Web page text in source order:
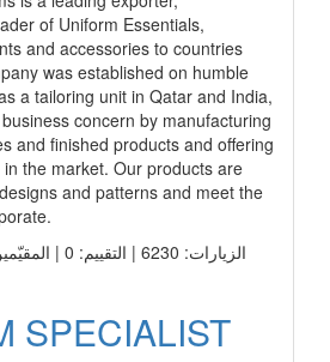
of Uniform Essentials,
and accessories to countries
was established on humble
a tailoring unit in Qatar and India,
concern by manufacturing
and finished products and offering
the market. Our products are
and patterns and meet the
الزيارات: 6230 | التقييم: 0 | المقيّمين: 0 | المدينة
SPECIALIST